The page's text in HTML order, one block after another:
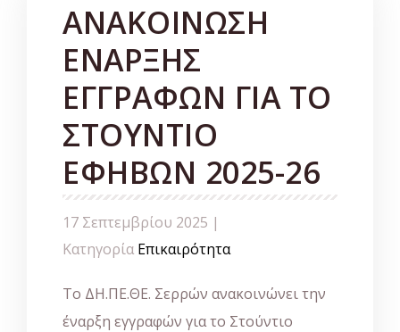
ΑΝΑΚΟΙΝΩΣΗ
ΕΝΑΡΞΗΣ
ΕΓΓΡΑΦΩΝ ΓΙΑ ΤΟ
ΣΤΟΥΝΤΙΟ
ΕΦΗΒΩΝ 2025-26
17 Σεπτεμβρίου 2025 |
Κατηγορία Επικαιρότητα
Το ΔΗ.ΠΕ.ΘΕ. Σερρών ανακοινώνει την
έναρξη εγγραφών για το Στούντιο